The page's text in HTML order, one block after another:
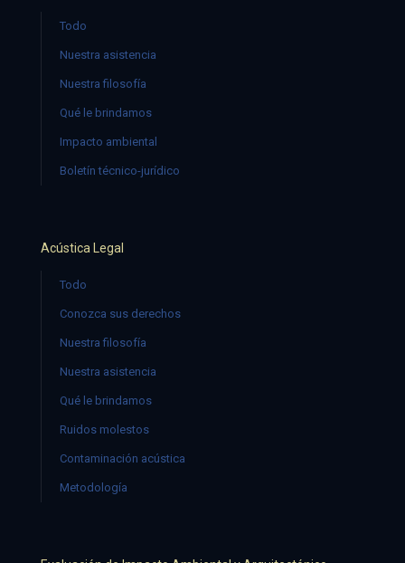
Todo
Nuestra asistencia
Nuestra filosofía
Qué le brindamos
Impacto ambiental
Boletín técnico-jurídico
Acústica Legal
Todo
Conozca sus derechos
Nuestra filosofía
Nuestra asistencia
Qué le brindamos
Ruidos molestos
Contaminación acústica
Metodología